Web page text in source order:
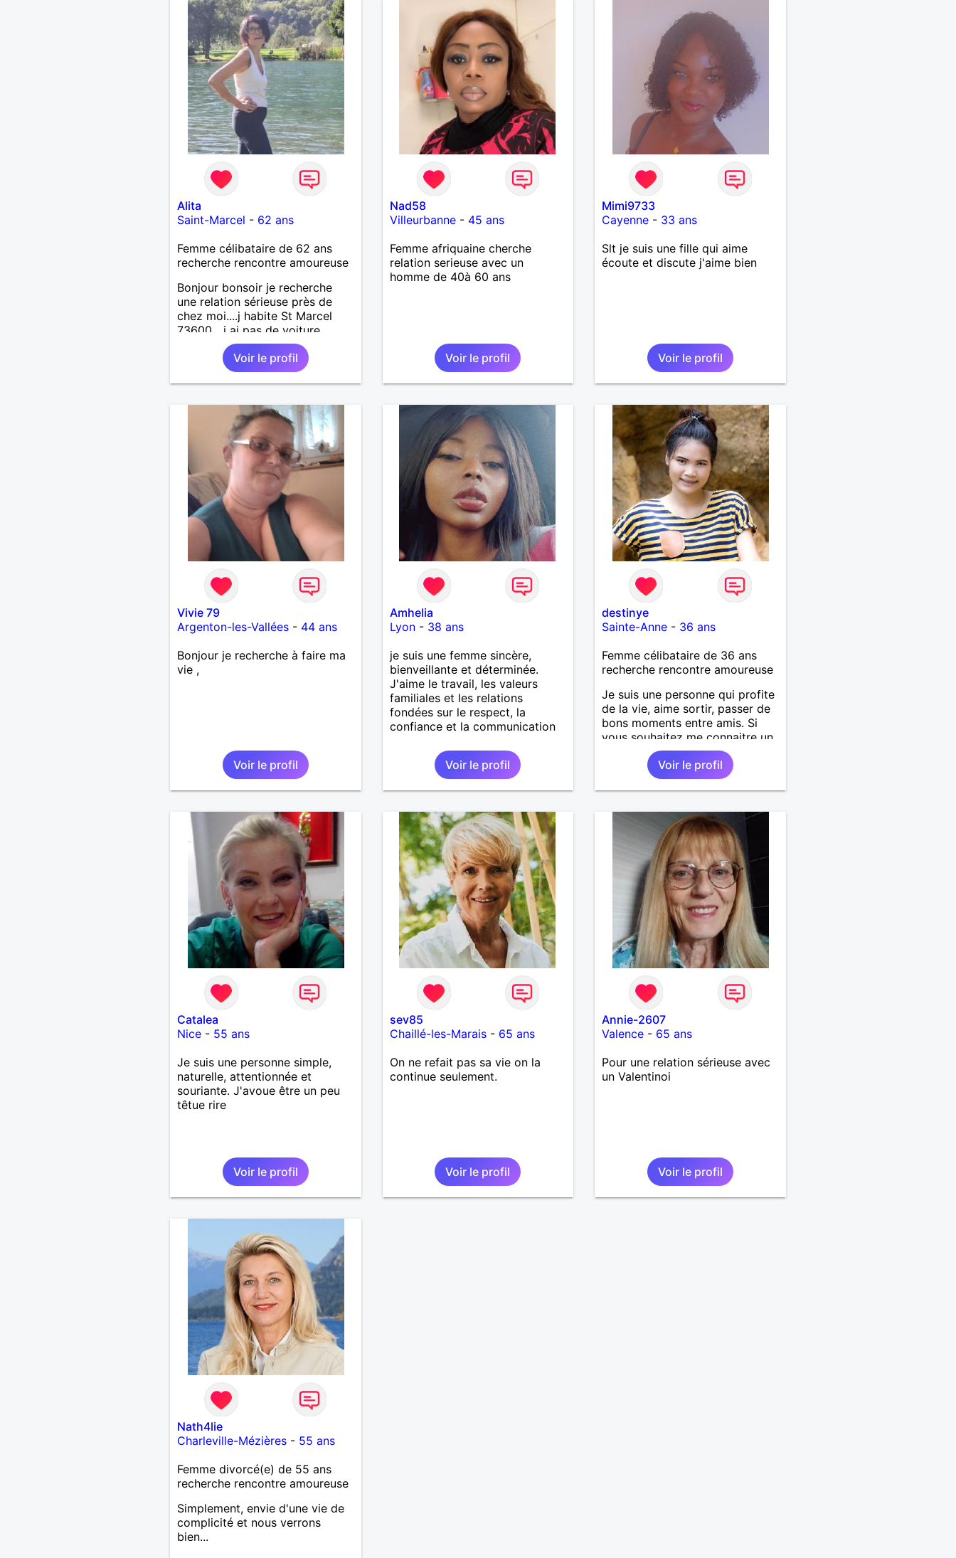
indépendant... Se rencontrer,
être à l’écoute, échanger avec
une personne de confiance,
pour une vie de partage, de
tendresse. Les voyages et où
randonnées en France ou à
l'étranger à deux en dehors des
sentiers battus me raviraient. Je
m'engage à répondre à votre
message. Au plaisir de vous lire.
Alita
Saint-Marcel - 62 ans
Femme célibataire de 62 ans
recherche rencontre amoureuse
Bonjour bonsoir je recherche
une relation sérieuse près de
chez moi....j habite St Marcel
73600....j ai pas de voiture
50km ... quelqu'un qui aurait
entre 55 et 64 ans...sans enfants
de préférence même adultes et
qui n aurait garder aucun
ex...si vous correspondez à ma
recherche ecrivez moi je vous
répondrai...
Voir le profil
Nad58
Villeurbanne- 45 ans
Femme afriquaine cherche
relation serieuse avec un
homme de 40à 60 ans
Voir le profil
Mimi9733
Cayenne - 33 ans
Slt je suis une fille qui aime
écoute et discute j'aime bien
Voir le profil
Vivie 79
Argenton-les-Vallées- 44 ans
Bonjour je recherche à faire ma
vie ,
Voir le profil
Amhelia
Lyon- 38 ans
je suis une femme sincère,
bienveillante et déterminée.
J'aime le travail, les valeurs
familiales et les relations
fondées sur le respect, la
confiance et la communication
Voir le profil
destinye
Sainte-Anne - 36 ans
Femme célibataire de 36 ans
recherche rencontre amoureuse
Je suis une personne qui profite
de la vie, aime sortir, passer de
bons moments entre amis. Si
vous souhaitez me connaitre un
peu plus contacter moi.
Voir le profil
Catalea
Nice- 55 ans
Je suis une personne simple,
naturelle, attentionnée et
souriante. J'avoue être un peu
têtue rire
Voir le profil
sev85
Chaillé-les-Marais- 65 ans
On ne refait pas sa vie on la
continue seulement.
Voir le profil
Annie-2607
Valence - 65 ans
Pour une relation sérieuse avec
un Valentinoi
Voir le profil
Nath4lie
Charleville-Mézières- 55 ans
Femme divorcé(e) de 55 ans
recherche rencontre amoureuse
Simplement, envie d'une vie de
complicité et nous verrons
bien...